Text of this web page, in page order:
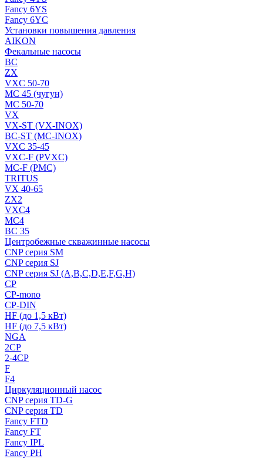
Fancy 6YS
Fancy 6YC
Установки повышения давления
AIKON
Фекальные насосы
BC
ZX
VXC 50-70
MC 45 (чугун)
MC 50-70
VX
VX-ST (VX-INOX)
BC-ST (MC-INOX)
VXC 35-45
VXC-F (PVXC)
MC-F (PMC)
TRITUS
VX 40-65
ZX2
VXC4
MC4
BC 35
Центробежные скважинные насосы
CNP серия SM
CNP серия SJ
CNP серия SJ (A,B,C,D,E,F,G,H)
CP
CP-mono
CP-DIN
HF (до 1,5 кВт)
HF (до 7,5 кВт)
NGA
2CP
2-4CP
F
F4
Циркуляционный насос
CNP серия TD-G
CNP серия TD
Fancy FTD
Fancy FT
Fancy IPL
Fancy PH